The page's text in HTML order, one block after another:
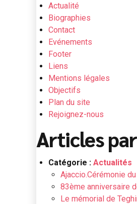
Actualité
Biographies
Contact
Evénements
Footer
Liens
Mentions légales
Objectifs
Plan du site
Rejoignez-nous
Articles
Catégorie : Actualités
Ajaccio.Cérémonie
83ème anniversaire
Le mémorial de